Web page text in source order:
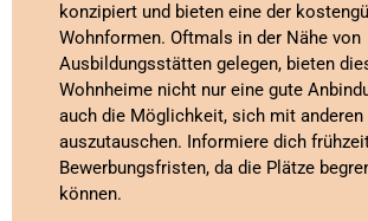
konzipiert und bieten eine der
Wohnformen. Oftmals in der Nähe von
Ausbildungsstätten gelegen, bieten
Wohnheime nicht nur eine gute
auch die Möglichkeit, sich mit anderen
auszutauschen. Informiere dich
Bewerbungsfristen, da die Plätze
können.